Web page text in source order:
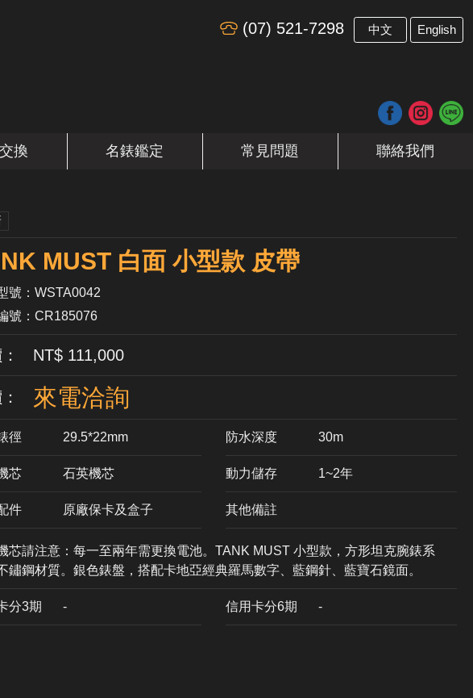
(07) 521-7298 中文 English
換 名錶鑑定 常見問題 聯絡我們
MUST 白面 小型款 皮帶
號：WSTA0042
號：CR185076
： NT$ 111,000
： 來電洽詢
徑 29.5*22mm 防水深度 30m
芯 ​石英機芯 動力儲存 1~2年
件 原廠保卡及盒子 其他備註
芯請注意：每一至兩年需更換電池。TANK MUST 小型款，方形坦克腕錶系
鏽鋼材質。銀色錶盤，搭配卡地亞經典羅馬數字、藍鋼針、藍寶石鏡面。
分3期 ​- 信用卡分6期 -